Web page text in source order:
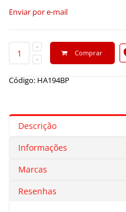
Enviar por e-mail
Comprar
Código: HA194BP
Descrição
Informações
Marcas
Resenhas